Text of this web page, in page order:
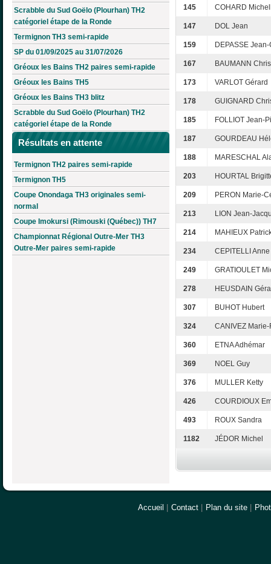
Scrabble du Sud Goëlo (Plourhan) TH2
catégoriel étape de la Ronde
Termignon TH3 semi-rapide
SP du 01/09/2025 au 31/07/2026
Gréoux les Bains TH2 paires semi-rapide
Gréoux les Bains TH5
Gréoux les Bains TH3 blitz
Scrabble du Sud Goëlo (Plourhan) TH2
catégoriel étape de la Ronde
Résultats en attente
Termignon TH2 paires semi-rapide
Termignon TH5
Coupe Onondaga TH3 originales semi-
normal
Coupe Imokursi (Rimouski (Québec)) TH7
Championnat Régional Outre-Mer TH3
Outre-Mer paires semi-rapide
145 COHARD
147 DOL Jean
159 DEPASSE
167 BAUMANN
173 VARLOT Gérard
178 GUIGNARD
185 FOLLIOT Jean-
187 GOURDEAU
188 MARESCHAL
203 HOURTAL
209 PERON Marie-
213 LION Jean-
214 MAHIEUX
234 CEPITELLI Anne
249 GRATIOULET
278 HEUSDAIN
307 BUHOT Hubert
324 CANIVEZ
360 ETNA Adhémar
369 NOEL Guy
376 MULLER Ketty
426 COURDIOUX
493 ROUX Sandra
1182 JÉDOR Michel
Accueil Contact Plan du site